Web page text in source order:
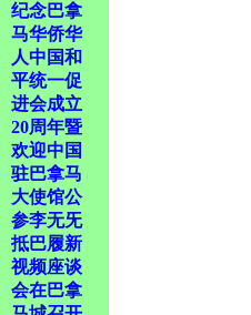
纪念巴拿
马华侨华
人中国和
平统一促
进会成立
20周年暨
欢迎中国
驻巴拿马
大使馆公
参李无旡
抵巴履新
视频座谈
会在巴拿